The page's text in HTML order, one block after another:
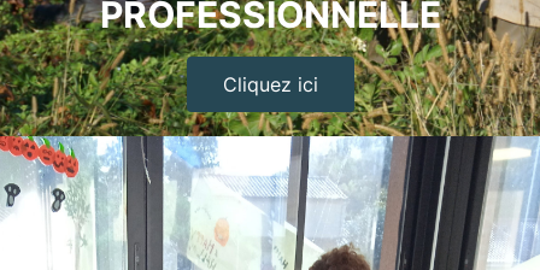
PROFESSIONNELLE
Cliquez ici